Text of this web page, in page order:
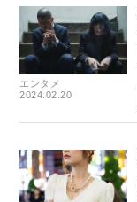
エンタメ
2024.02.20